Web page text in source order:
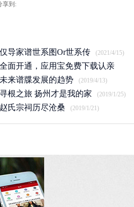
享到:
导家谱世系图Or世系传 (2021/4/15)
面开通，应用宝免费下载认亲
来谱牒发展的趋势 (2019/4/13)
根之旅 扬州才是我的家 (2019/1/25)
氏宗祠历尽沧桑 (2019/1/21)